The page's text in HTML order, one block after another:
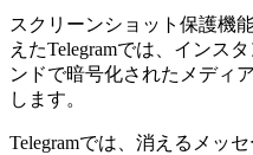
スクリーンショット保護機
えたTelegramでは、インス
ンドで暗号化されたメディ
します。
Telegramでは、消えるメッ